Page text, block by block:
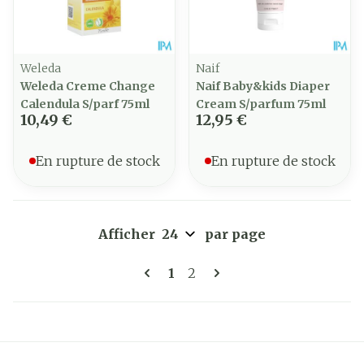
Weleda
Weleda Creme Change
Calendula S/parf 75ml
10,49 €
En rupture de stock
Naif
Naif Baby&kids Diaper
Cream S/parfum 75ml
12,95 €
En rupture de stock
Pages
Vous lisez actuellement la
1 Page
2
Afficher par page